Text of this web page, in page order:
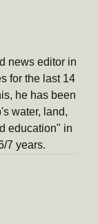
news editor in
for the last 14
he has been
water, land,
education" in
7 years.